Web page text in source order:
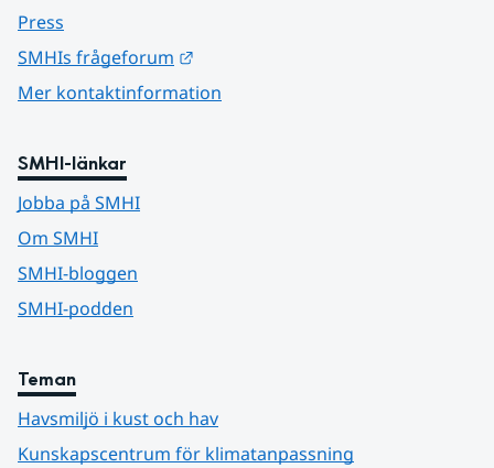
Press
SMHIs frågeforum
Mer kontaktinformation
SMHI-länkar
Jobba på SMHI
Om SMHI
SMHI-bloggen
SMHI-podden
Teman
Havsmiljö i kust och hav
Kunskapscentrum för klimatanpassning